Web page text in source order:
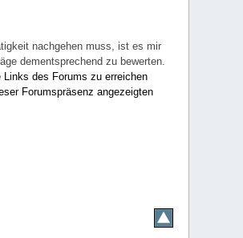
nachgehen muss, ist es mir
dementsprechend zu bewerten.
des Forums zu erreichen
Forumspräsenz angezeigten